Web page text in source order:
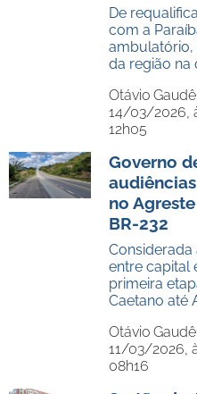
De
com a
ambulatório,
da região na
Otávio
14/03/2026,
12h05
Governo
no
BR-232
entre capital
primeira
Caetano até
Otávio
11/03/2026,
08h16